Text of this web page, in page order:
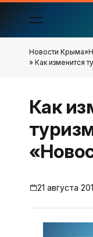
Новости Крыма»
» Как изменится
Как
21 августа